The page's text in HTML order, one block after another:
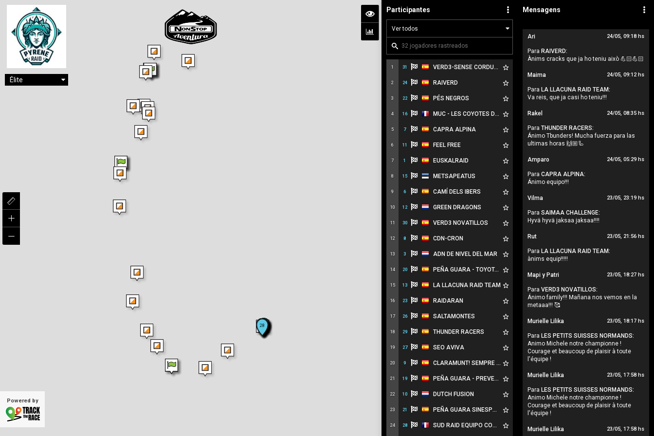
Mensagens
Ari 24/05, 09:18 hs
Para RAIVERD:
Ànims cracks que ja ho teniu això 💪🏻💪🏻
Maima 24/05, 09:12 hs
Para LA LLACUNA RAID TEAM:
Va reis, que ja casi ho teniu!!!
Rakel 24/05, 08:35 hs
Para THUNDER RACERS:
Ánimo Tbunders! Mucha fuerza para las
ultimas horas 🙌🏼🦾
Amparo 24/05, 05:29 hs
Para CAPRA ALPINA:
Ánimo equipo!!!
Vilma 23/05, 23:19 hs
Para SAIMAA CHALLENGE:
Hyvä hyvä jaksaa jaksaa!!!!
Rut 23/05, 21:56 hs
Para LA LLACUNA RAID TEAM:
ànims equip!!!!!
Mapi y Patri 23/05, 18:27 hs
Para VERD3 NOVATILLOS:
Ánimo family!!! Mañana nos vemos en la
metaaa!!! 🥰
Murielle Lilika 23/05, 18:17 hs
Para LES PETITS SUISSES NORMANDS:
Animo Michele notre championne !
Courage et beaucoup de plaisir à toute
l'équipe !
Murielle Lilika 23/05, 17:58 hs
Para LES PETITS SUISSES NORMANDS:
Animo Michele notre championne !
Courage et beaucoup de plaisir à toute
l'équipe !
Murielle Lilika 23/05, 17:58 hs
Participantes
1 31 VERD3-SENSE CORDURA
2 24 RAIVERD
3 22 PÉS NEGROS
4 16 MUC - LES COYOTES DU PIC
5 7 CAPRA ALPINA
6 11 FEEL FREE
7 1 EUSKALRAID
8 15 METSAPEATUS
9 6 CAMÍ DELS IBERS
10 12 GREEN DRAGONS
11 30 VERD3 NOVATILLOS
12 8 CDN-CRON
13 3 ADN DE NIVEL DEL MAR
14 20 PEÑA GUARA - TOYOTA HUESCA-ARAMOVIL
15 13 LA LLACUNA RAID TEAM
16 23 RAIDARAN
17 26 SALTAMONTES
18 29 THUNDER RACERS
19 27 SEO AVIVA
20 9 CLARAMUNT! SEMPRE AMUNT!
21 19 PEÑA GUARA - PREVENSALUD
22 10 DUTCH FUSION
23 21 PEÑA GUARA SINESPONSOR
24 28 SUD RAID EQUIPO COMPLETO
Powered by